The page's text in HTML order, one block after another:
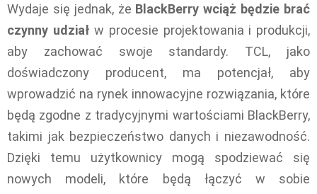
Wydaje się jednak, że BlackBerry wciąż będzie brać
czynny udział w procesie projektowania i produkcji,
aby zachować swoje standardy. TCL, jako
doświadczony producent, ma potencjał, aby
wprowadzić na rynek innowacyjne rozwiązania, które
będą zgodne z tradycyjnymi wartościami BlackBerry,
takimi jak bezpieczeństwo danych i niezawodność.
Dzięki temu użytkownicy mogą spodziewać się
nowych modeli, które będą łączyć w sobie